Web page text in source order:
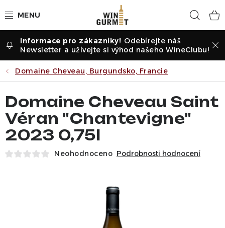
na
Vína dle druhu
Vína dle příležitosti
Dle vinařství
Vína dle země
Odebírejte náš
Newsletter a užívejte si výhod našeho WineClubu!
Domaine Cheveau, Burgundsko, Francie
Domaine Cheveau Saint
Véran "Chantevigne"
2023 0,75l
Neohodnoceno Podrobnosti hodnocení